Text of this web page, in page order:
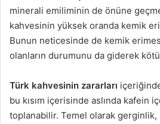
minerali emiliminin de önüne
kahvesinin yüksek oranda kemik
Bunun neticesinde de kemik
olanların durumunu da giderek
Türk kahvesinin zararları
bu kısım içerisinde aslında kafein
toplanabilir. Temel olarak gerginlik,